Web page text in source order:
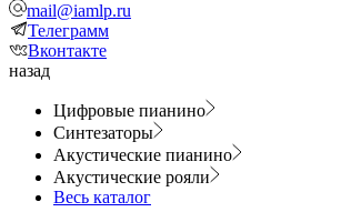
mail@iamlp.ru
Телеграмм
Вконтакте
назад
Цифровые пианино
Синтезаторы
Акустические пианино
Акустические рояли
Весь каталог